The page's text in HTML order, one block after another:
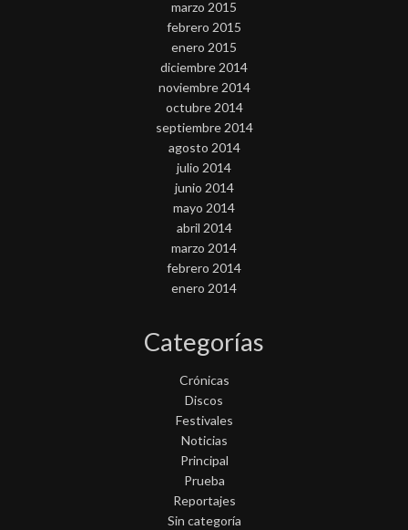
marzo 2015
febrero 2015
enero 2015
diciembre 2014
noviembre 2014
octubre 2014
septiembre 2014
agosto 2014
julio 2014
junio 2014
mayo 2014
abril 2014
marzo 2014
febrero 2014
enero 2014
Categorías
Crónicas
Discos
Festivales
Noticias
Principal
Prueba
Reportajes
Sin categoría